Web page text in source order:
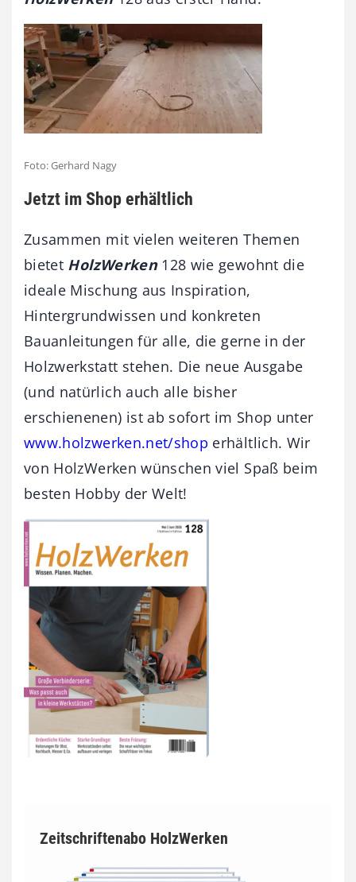
Foto: Gerhard Nagy
Jetzt im Shop erhältlich
Zusammen mit vielen weiteren Themen
bietet HolzWerken 128 wie gewohnt die
ideale Mischung aus Inspiration,
Hintergrundwissen und konkreten
Bauanleitungen für alle, die gerne in der
Holzwerkstatt stehen. Die neue Ausgabe
(und natürlich auch alle bisher
erschienenen) ist ab sofort im Shop unter
www.holzwerken.net/shop erhältlich. Wir
von HolzWerken wünschen viel Spaß beim
besten Hobby der Welt!
Zeitschriftenabo HolzWerken